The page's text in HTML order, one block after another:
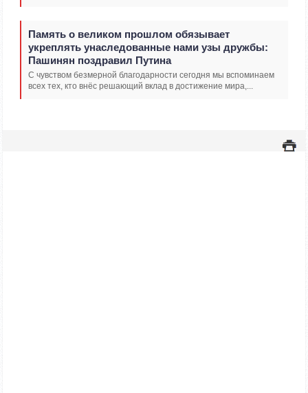
Память о великом прошлом обязывает
укреплять унаследованные нами узы дружбы:
Пашинян поздравил Путина
С чувством безмерной благодарности сегодня мы вспоминаем
всех тех, кто внёс решающий вклад в достижение мира,...